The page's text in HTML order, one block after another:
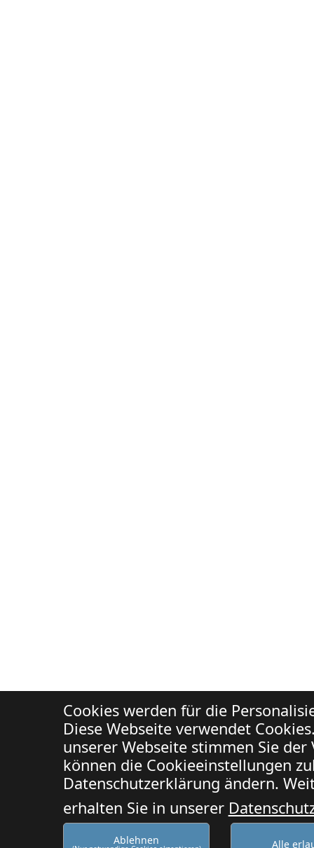
Cookies werden für die
Diese Webseite verwendet
unserer Webseite stimmen Sie
können die Cookieeinstellungen
Datenschutzerklärung ändern.
erhalten Sie in unserer
Ablehnen Alle